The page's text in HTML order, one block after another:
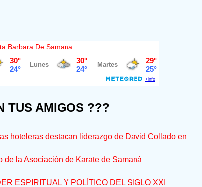
Barbara De Samana
TUS AMIGOS ???
hoteleras destacan liderazgo de David Collado en
de la Asociación de Karate de Samaná
ESPIRITUAL Y POLÍTICO DEL SIGLO XXI